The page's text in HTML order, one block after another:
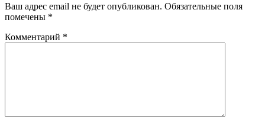
Ваш адрес email не будет опубликован. Обязательные поля
помечены *
Комментарий *